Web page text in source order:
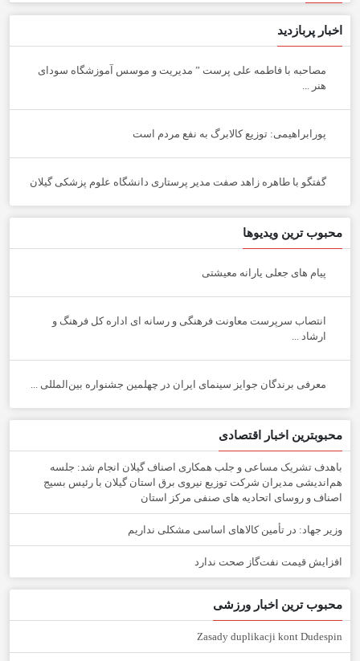
اخبار پربازدید
مصاحبه با فاطمه علی پرست ” مدیریت و موسس آموزشگاه سودای
هنر ...
پورابراهیمی: توزیع کالابرگ به نفع مردم است
گفتگو با طاهره زاهد صفت مدیر پرستاری دانشگاه علوم پزشکی گیلان
محبوب ترین ویدیوها
پیام های جعلی یارانه معیشتی
انتصاب سرپرست معاونت فرهنگی و رسانه ای اداره کل فرهنگ و
ارشاد ...
معرفی برندگان جوایز سینمای ایران در چهلمین جشنواره بین‌المللی ...
محبوبترین اخبار اقتصادی
باهدف تشریک مساعی و جلب همکاری اصناف گیلان انجام شد: جلسه
هم‌اندیشی مدیران شركت توزیع نیروی برق استان گیلان با رئیس بسیج
اصناف و روسای اتحادیه های صنفی مركز استان
وزیر جهاد: در تأمین کالاهای اساسی مشکلی نداریم
افزایش قیمت نفت‌گاز صحت ندارد
محبوب ترین اخبار ورزشی
Zasady duplikacji kont Dudespin